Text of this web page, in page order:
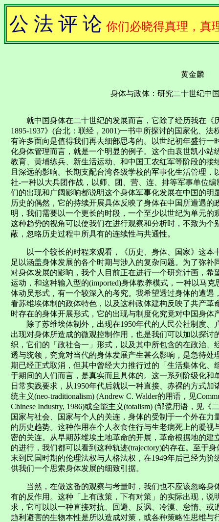
公 法 评 论 你们必晓得真理，真
黄金麟
身体与政体：研究二十世纪中
就中国身体在二十世纪的发展而言，它除了经历我在《
1895-1937》(台北：联经，2001)一书中所探讨的国家化、
有许多面向是值得我们再去细部思考的。以世纪初年盛行
化身体管理而言，就是一个明显的例子。这个由袁世凯小站
教育、黄埔练兵、新生活运动、和中国工农红军等阶段的
且深远的影响。长期支配台湾各级学校的军事化生活管理
社-一种以大兵团作战，以师、团、营、连、排等军事单位
们的出现和广阔影响都说明这个身体军事化发展在中国的
历史的偶然，它的持续开展具体反映了身体在中国所遭遇
明，我们需要以一个更长的时段，一个至少以世纪为单元
这种趋势的视角可以使我们在进行观察和分析时，不致为
蔽，忽略历史过程中所具有的连续性与共通性。
以一个较长的时程来观看，《历史、身体、国家》这本
足以涵盖身体发展的各个时期与涉入的复杂问题。为了弥
对身体发展的影响，我个人目前正在进行一个研究计画，希
运动，和这种输入型的(imported)身体教养模式，一种以马
体动员形式，有一个较深入的考究。我希望透过身体的遭
看苏维埃体制的政体特色，以及这种政体建构反映了共产
时存在的身体开展形式，它的出现与制度化究竟对中国身
除了苏维埃体制外，出现在1950年代的人民公社制度、
出现对身体所造成的微观控制作用，也是我们可以加以探
织，它们的「政社合一」形式，以及其中所包含的在政治
透与统领，究竟对当代的身体发展产生甚么影响，是急待处
期已经正式取消，但其中曾经大力推行过的「生活集体化
于期间的人们而言，是真实而且具体的。这一系列阶级化
日常实践要求，从1950年代后就以一种直接、赤裸的方式
统主义(neo-traditionalism) (Andrew C. Walder的用语，见
Chinese Industry, 1986)或全能主义(totalism) (邹谠用语，见
国家与社会、国家与个人的关连，身体的受制于一个外在
的历史趋势。这种作用在个人衣食住行与生老病死上的凝
密的关连。从早期苏维埃土地革命的开展，革命根据地的建
的进行，我们都可以看到这种轨迹(trajectory)的存在。至于
末到民国时期的伦理法权与人格法权，在1949年后已经为
供我们一个思索身体发展的细致引据。
当然，在做这番的观察与考量时，我们也不应该忽略身
有的反作用。这种「上有政策，下有对策」的实际出现，说
求，它可以以一种直接对抗、回避、反讽、冷漠、怠惰、
趋利避害的生物本性是所以造成对策，或各种策略性思维